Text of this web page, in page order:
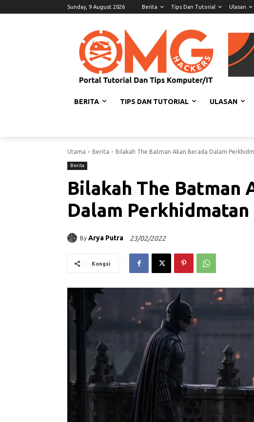
Sunday, 9 August 2026 Berita Tips Dan Tutorial Ulasan
BERITA TIPS DAN TUTORIAL ULASAN
Utama Berita Bilakah The Batman Akan Berada Dalam
Berita
Bilakah The Batman
Dalam
By Arya Putra 23/02/2022
Kongsi